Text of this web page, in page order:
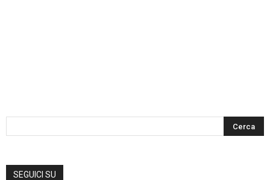
SEGUICI SU